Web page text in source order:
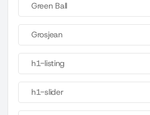
Green Ball
Grosjean
h1-listing
h1-slider